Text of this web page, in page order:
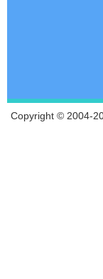
Copyright © 2004-